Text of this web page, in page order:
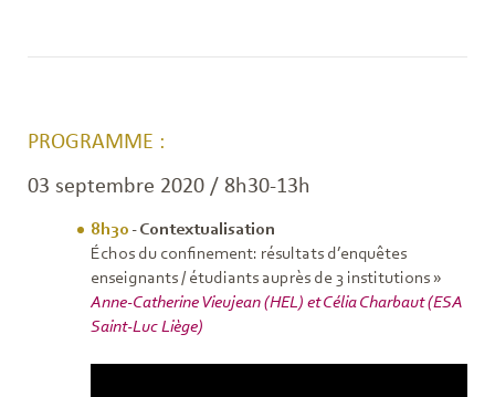
PROGRAMME :
03 septembre 2020 / 8h30-13h
8h30 - Contextualisation
Échos du confinement: résultats d’enquêtes
enseignants / étudiants auprès de 3 institutions »
Anne-Catherine Vieujean (HEL) et Célia Charbaut (ESA
Saint-Luc Liège)